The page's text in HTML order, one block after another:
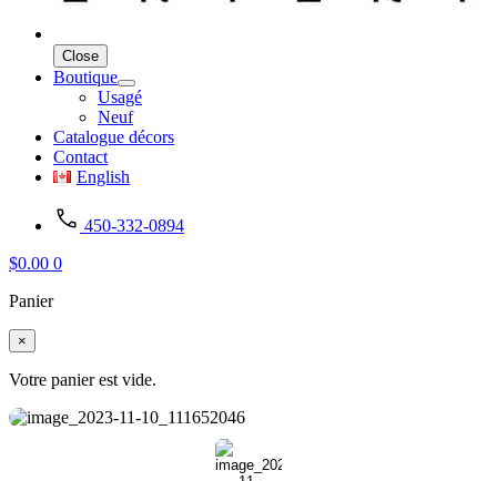
Close
Boutique
Usagé
Neuf
Catalogue décors
Contact
English
450-332-0894
$0.00 0
Panier
×
Votre panier est vide.